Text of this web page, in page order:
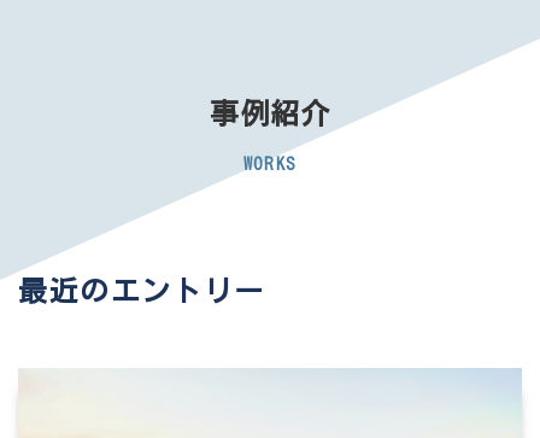
事例紹介
WORKS
最近のエントリー